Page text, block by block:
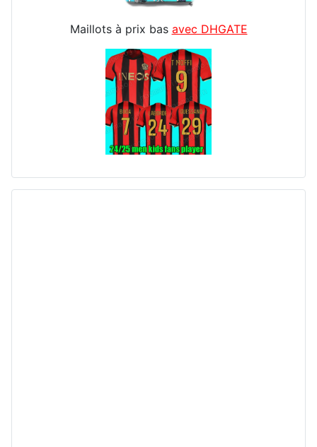
Maillots à prix bas avec DHGATE